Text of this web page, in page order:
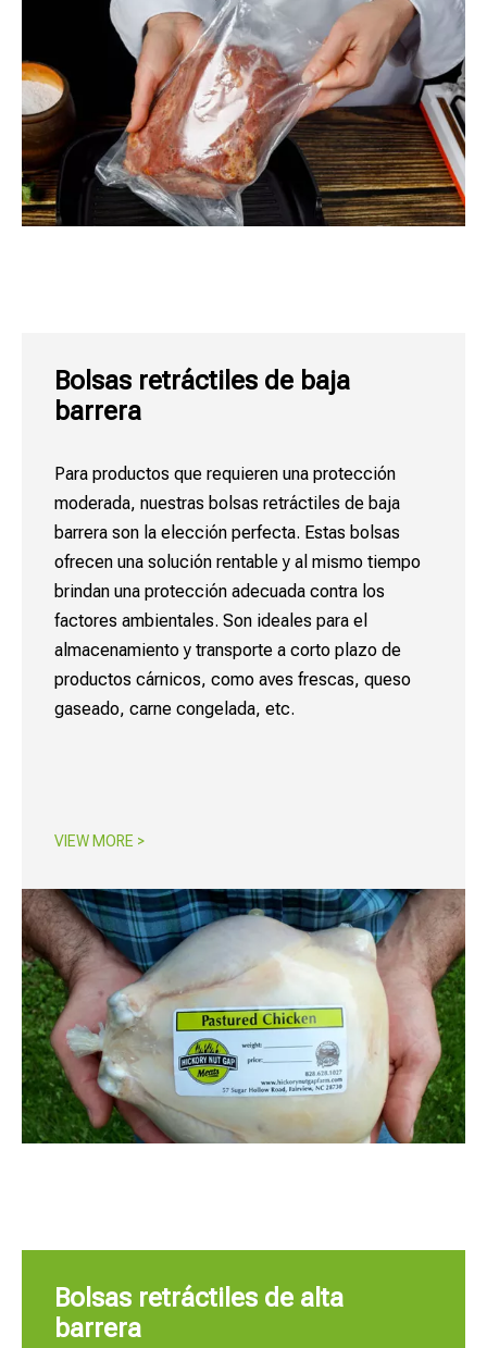
Bolsas retráctiles de baja
barrera​​​​​​​
Para productos que requieren una protección
moderada, nuestras bolsas retráctiles de baja
barrera son la elección perfecta. Estas bolsas
ofrecen una solución rentable y al mismo tiempo
brindan una protección adecuada contra los
factores ambientales. Son ideales para el
almacenamiento y transporte a corto plazo de
productos cárnicos, como aves frescas, queso
gaseado, carne congelada, etc.​​​​​​​
VIEW MORE >
Bolsas retráctiles de alta
barrera​​​​​​​